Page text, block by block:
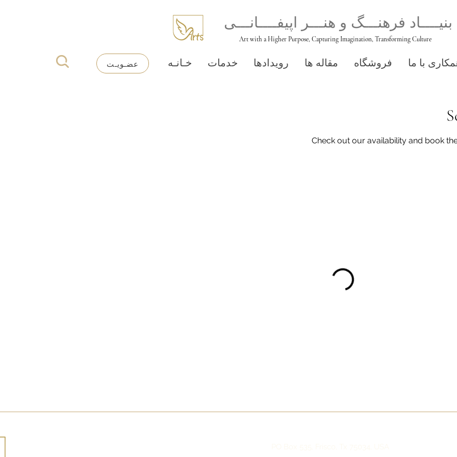
بنیــــاد فرهنـــگ و هنـــر اپیفــــانـــی
Art with a Higher Purpose, Capturing Imagination, Transforming Culture
عضـویـت خـانـه خدمات رویدادها مقاله ها فروشگاه با ما
Check out our availability and book